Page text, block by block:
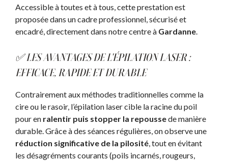
Accessible à toutes et à tous, cette prestation est
proposée dans un cadre professionnel, sécurisé et
encadré, directement dans notre centre à Gardanne.
✅ LES AVANTAGES DE L'ÉPILATION LASER :
EFFICACE, RAPIDE ET DURABLE
Contrairement aux méthodes traditionnelles comme la
cire ou le rasoir, l’épilation laser cible la racine du poil
pour en ralentir puis stopper la repoussede manière
durable. Grâce à des séances régulières, on observe une
réduction significative de la pilosité, tout en évitant
les désagréments courants (poils incarnés, rougeurs,